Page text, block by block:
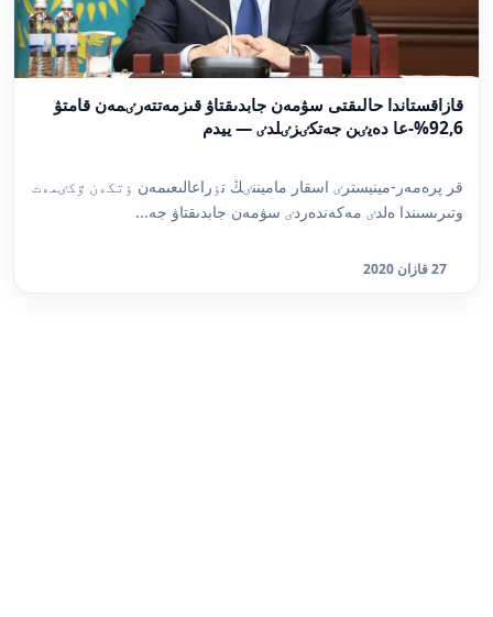
قازاقستاندا حالىقتى سۋمەن جابدىقتاۋ قىزمەتتەرٸمەن قامتۋ
92,6%-عا دەيٸن جەتكٸزٸلدٸ — ييدم
قر پرەمەر-مينيسترٸ اسقار ماميننٸڭ تٶراعالىعىمەن ٶتكەن ٷكٸمەت
وتىرىسىندا ەلدٸ مەكەندەردٸ سۋمەن جابدىقتاۋ جە...
27 قازان 2020